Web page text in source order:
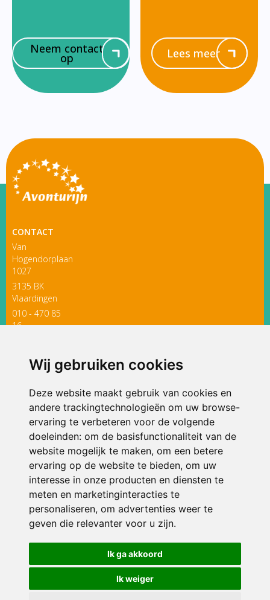
Wij gebruiken cookies
Deze website maakt gebruik van cookies en
andere trackingtechnologieën om uw browse-
ervaring te verbeteren voor de volgende
doeleinden: om de basisfunctionaliteit van de
website mogelijk te maken, om een betere
ervaring op de website te bieden, om uw
interesse in onze producten en diensten te
meten en marketinginteracties te
personaliseren, om advertenties weer te
geven die relevanter voor u zijn.
Ik ga akkoord
Ik weiger
Neem contact
op Lees meer
CONTACT
Van
Hogendorplaan
1027
3135 BK
Vlaardingen
010 - 470 85
16
ONDERDEEL VAN
© 2026 Avonturijn | Alle rechten voorbehouden
Privacy policy|Disclaimer| Klachtenregeling|RSIN en Anbi
voorkeuren
Crealisatie The MindOffice